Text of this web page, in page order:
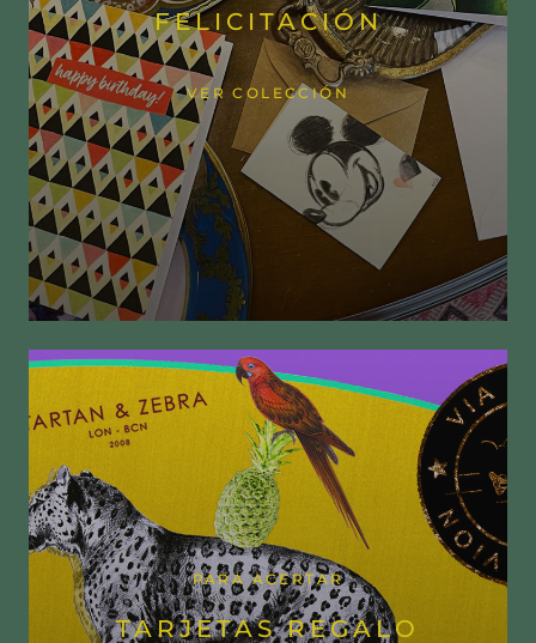
FELICITACIÓN
VER COLECCIÓN
PARA ACERTAR
TARJETAS REGALO